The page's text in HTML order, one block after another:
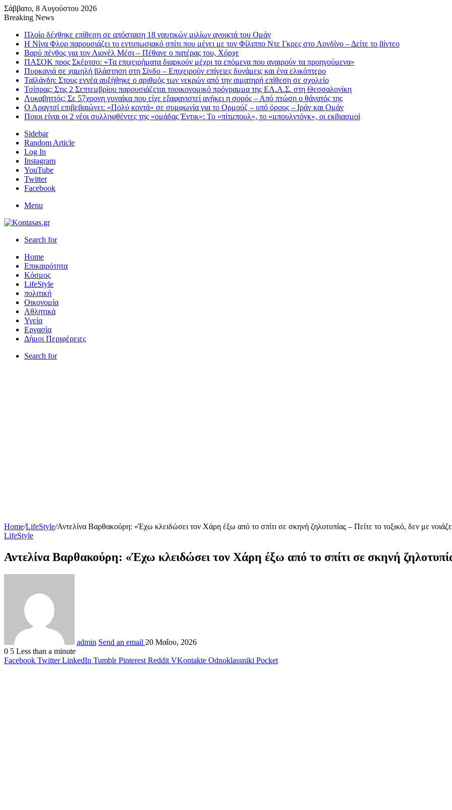
Σάββατο, 8 Αυγούστου 2026
Breaking News
Πλοίο δέχθηκε επίθεση σε απόσταση 18 ναυτικών μιλίων ανοικτά του Ομάν
Η Νίνα Φλορ παρουσιάζει το εντυπωσιακό σπίτι που μένει με τον Φίλιππο Ντε Γκρες στο Λονδίνο – Δείτε το βίντεο
Βαρύ πένθος για τον Λιονέλ Μέσι – Πέθανε ο πατέρας του, Χόρχε
ΠΑΣΟΚ προς Σκέρτσο: «Τα επιχειρήματα διαρκούν μέχρι τα επόμενα που αναιρούν τα προηγούμενα»
Πυρκαγιά σε χαμηλή βλάστηση στη Σίνδο – Επιχειρούν επίγειες δυνάμεις και ένα ελικόπτερο
Ταϊλάνδη: Στους εννέα αυξήθηκε ο αριθμός των νεκρών από την αιματηρή επίθεση σε σχολείο
Τσίπρας: Στις 2 Σεπτεμβρίου παρουσιάζεται τοοικονομικό πρόγραμμα της ΕΛ.Α.Σ. στη Θεσσαλονίκη
Λυκαβηττός: Σε 57χρονη γυναίκα που είχε εξαφανιστεί ανήκει η σορός – Από πτώση ο θάνατός της
Ο Αραγτσί επιβεβαιώνει: «Πολύ κοντά» σε συμφωνία για το Ορμούζ – υπό όρους – Ιράν και Ομάν
Ποιοι είναι οι 2 νέοι συλληφθέντες της «ομάδας Έντικ»: Το «πίτμπουλ», το «μπουλντόγκ», οι εκβιασμοί
Sidebar
Random Article
Log In
Instagram
YouTube
Twitter
Facebook
Menu
Search for
Home
Επικαιρότητα
Κόσμος
LifeStyle
πολιτική
Οικονομία
Αθλητικά
Υγεία
Εργασία
Δήμοι Περιφέρειες
Search for
Home/LifeStyle/Αντελίνα Βαρθακούρη: «Έχω κλειδώσει τον Χάρη έξω από το σπίτι σε σκηνή ζηλοτυπίας – Πείτε το τοξικό, δεν με
LifeStyle
Αντελίνα Βαρθακούρη: «Έχω κλειδώσει τον Χάρη έξω από το σπίτι σε σκηνή
admin Send an email 20 Μαΐου, 2026
0 5 Less than a minute
Facebook Twitter LinkedIn Tumblr Pinterest Reddit VKontakte Odnoklassniki Pocket